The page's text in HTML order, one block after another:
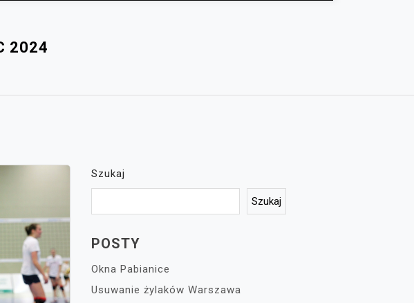
2024
Szukaj
Szukaj
POSTY
Okna Pabianice
Usuwanie żylaków Warszawa